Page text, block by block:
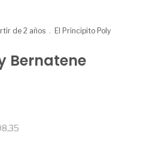
de 2 años . El Principito Poly
Bernatene